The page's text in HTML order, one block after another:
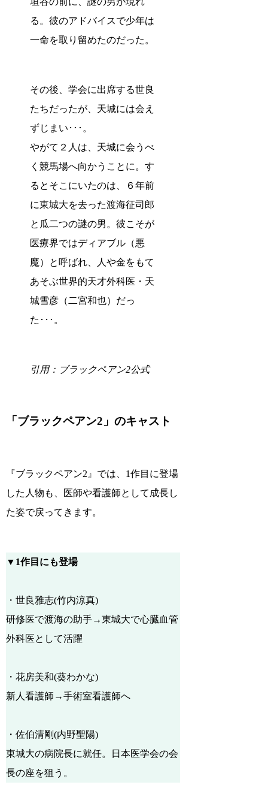
る。彼のアドバイスで少年は
一命を取り留めたのだった。
その後、学会に出席する世良
たちだったが、天城には会え
ずじまい･･･。
やがて２人は、天城に会うべ
く競馬場へ向かうことに。す
るとそこにいたのは、６年前
に東城大を去った渡海征司郎
と瓜二つの謎の男。彼こそが
医療界ではディアブル（悪
魔）と呼ばれ、人や金をもて
あそぶ世界的天才外科医・天
城雪彦（二宮和也）だっ
た･･･。
引用：ブラックペアン2公式
「ブラックペアン2」のキャスト
『ブラックペアン2』では、1作目に登場
した人物も、医師や看護師として成長し
た姿で戻ってきます。
▼1作目にも登場
・世良雅志(竹内涼真)
研修医で渡海の助手→東城大で心臓血管
外科医として活躍
・花房美和(葵わかな)
新人看護師→手術室看護師へ
・佐伯清剛(内野聖陽)
東城大の病院長に就任。日本医学会の会
長の座を狙う。